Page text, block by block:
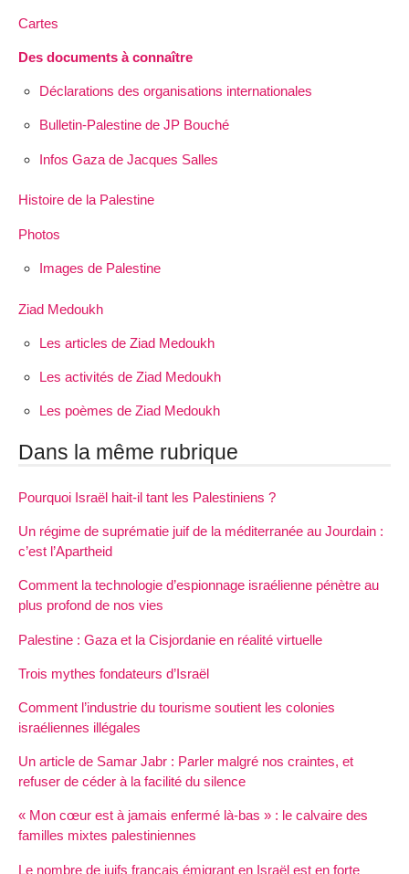
Cartes
Des documents à connaître
Déclarations des organisations internationales
Bulletin-Palestine de JP Bouché
Infos Gaza de Jacques Salles
Histoire de la Palestine
Photos
Images de Palestine
Ziad Medoukh
Les articles de Ziad Medoukh
Les activités de Ziad Medoukh
Les poèmes de Ziad Medoukh
Dans la même rubrique
Pourquoi Israël hait-il tant les Palestiniens ?
Un régime de suprématie juif de la méditerranée au Jourdain :
c’est l’Apartheid
Comment la technologie d’espionnage israélienne pénètre au
plus profond de nos vies
Palestine : Gaza et la Cisjordanie en réalité virtuelle
Trois mythes fondateurs d’Israël
Comment l’industrie du tourisme soutient les colonies
israéliennes illégales
Un article de Samar Jabr : Parler malgré nos craintes, et
refuser de céder à la facilité du silence
« Mon cœur est à jamais enfermé là-bas » : le calvaire des
familles mixtes palestiniennes
Le nombre de juifs français émigrant en Israël est en forte